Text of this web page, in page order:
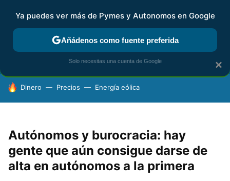
FISCALIDAD Y CONTABILIDAD KIT DIGITAL RENTA
HOY SE HABLA DE
Dinero Precios Energía eólica
Autónomos y burocracia: hay
gente que aún consigue darse de
alta en autónomos a la primera
×
Ya puedes ver más de Pymes y Autonomos en Google
Añádenos como fuente preferida
Solo necesitas una cuenta de Google